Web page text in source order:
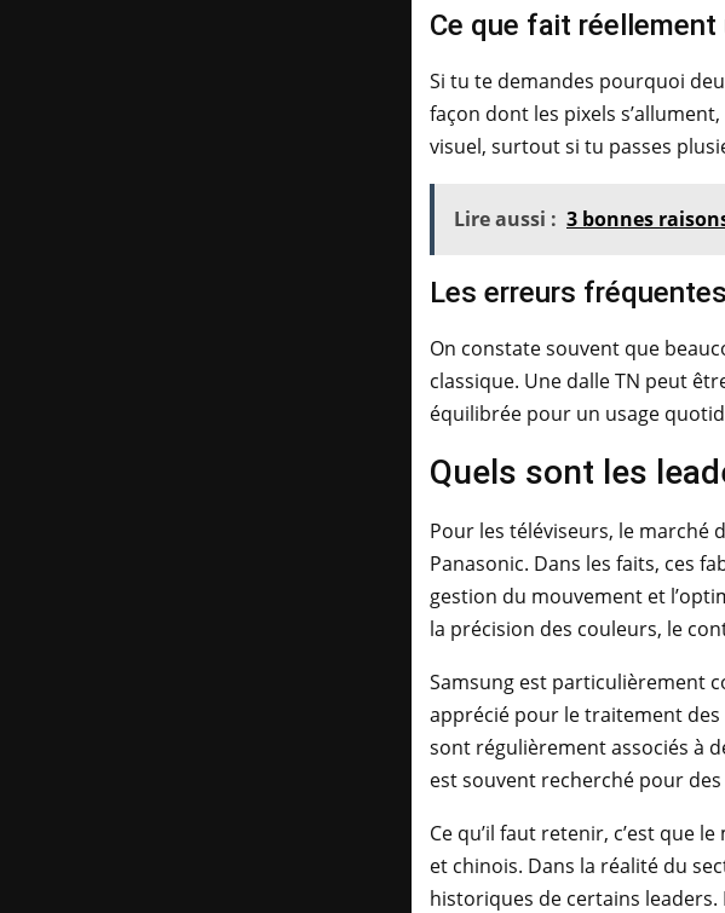
Ce que fait réellement
Si tu te demandes pourquoi
façon dont les pixels
visuel, surtout si tu passes
Lire aussi : 3 bonnes
Les erreurs
On constate souvent que
classique. Une dalle TN peut
équilibrée pour un usage
Quels sont les
Pour les téléviseurs, le marché
Panasonic. Dans les faits, ces
gestion du mouvement et
la précision des couleurs, le
Samsung est particulièrement
apprécié pour le traitement des
sont régulièrement associés à
est souvent recherché pour
Ce qu’il faut retenir, c’est que
et chinois. Dans la réalité du
historiques de certains